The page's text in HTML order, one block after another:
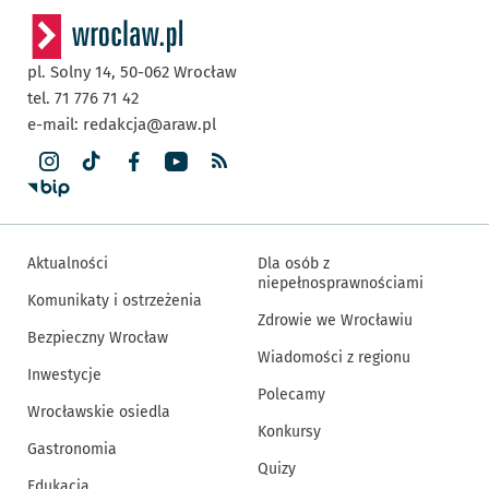
pl. Solny 14, 50-062 Wrocław
tel. 71 776 71 42
e-mail: redakcja@araw.pl
Aktualności
Komunikaty i ostrzeżenia
Bezpieczny Wrocław
Inwestycje
Wrocławskie osiedla
Gastronomia
Dla osób z
niepełnosprawnościami
Zdrowie we Wrocławiu
Wiadomości z regionu
Polecamy
Konkursy
Quizy